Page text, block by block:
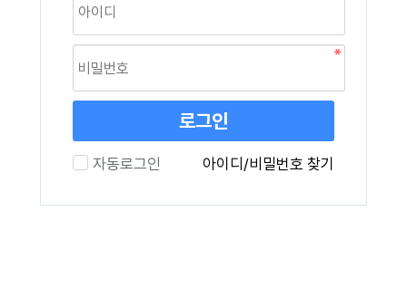
로그인
자동로그인 아이디/비밀번호 찾기